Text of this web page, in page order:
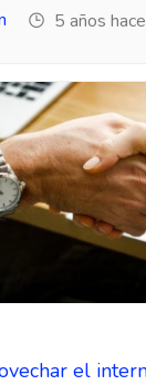
5 años hace
el